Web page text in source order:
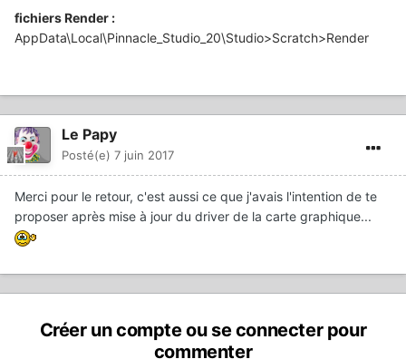
fichiers Render :
AppData\Local\Pinnacle_Studio_20\Studio>Scratch>Render
Le Papy
Posté(e) 7 juin 2017
Merci pour le retour, c'est aussi ce que j'avais l'intention de te
proposer après mise à jour du driver de la carte graphique...
Créer un compte ou se connecter pour
commenter